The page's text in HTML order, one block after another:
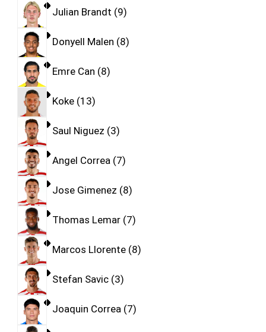
Julian Brandt 9
Donyell Malen 8
Emre Can 8
Koke 13
Saul Niguez 3
Angel Correa 7
Jose Gimenez 8
Thomas Lemar 7
Marcos Llorente 8
Stefan Savic 3
Joaquin Correa 7